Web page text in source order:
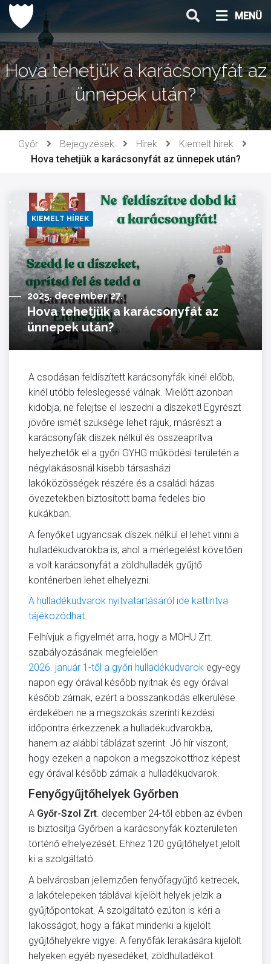
Ugrás
tartalomhoz
MENÜ
Hova tehetjük a karácsonyfát az
ünnepek után?
Győr Bejegyzések Hírek
Kiemelt hírek
Hova tehetjük a karácsonyfát az ünnepek után?
KIEMELT HÍREK
2025. december 27.
Hova tehetjük a karácsonyfát az
ünnepek után?
A csodásan feldíszített karácsonyfák kinél előbb,
kinél utóbb feleslegessé válnak. Mielőtt azonban
kidobja, ne felejtse el leszedni a díszeket! Egyrészt
jövőre ismét szüksége lehet rájuk, másrészt a
karácsonyfák díszek nélkül és összeaprítva
helyezhetők el a győri GYHG működési területén a
négylakásosnál kisebb társasházi
lakóközösségek részére és a családi házas
övezetekben biztosított barna fedeles bio
kukákban.
A fenyőket ugyancsak díszek nélkül el lehet vinni a
hulladékudvarokba is, ahol a mérlegelést követően
a volt karácsonyfát a zöldhulladék gyűjtő
konténerben lehet elhelyezni.
A hulladékudvarok nyitvatartásáról ide kattintva
tájékozódhat.
Felhívjuk a figyelmét arra, hogy a MOHU Zrt.
szabályozásának megfelelően
2026. január 1-től a győri hulladékudvarok egy-egy
napon egy órával később nyitnak és egy órával
később zárnak, ezért a bosszankodás elkerülése
érdekében ne a megszokás szerinti kezdési
időpontra érkezzenek a hulladékudvarokba,
hanem az alábbi táblázat szerint. Jó hír viszont,
hogy ezeken a napokon a megszokotthoz képest
egy órával később zárnak a hulladékudvarok.
Fenyőgyűjtőhelyek Győrben
A Győr-Szol Zrt. december 24-től ebben az évben
is biztosítja Győrben a karácsonyfák közterületen
történő elhelyezését. Ehhez 120 gyűjtőhelyet jelölt
ki a szolgáltató.
A belvárosban jellemzően fenyőfagyűjtő ketrecek,
a lakótelepeken táblával kijelölt helyek jelzik a
gyűjtőpontokat. A szolgáltató ezúton is kéri a
lakosságot, hogy a fákat mindenki a kijelölt
gyűjtőhelyekre vigye. A fenyőfák lerakására kijelölt
helyeken egyéb nyesedéket, zöldhulladékot